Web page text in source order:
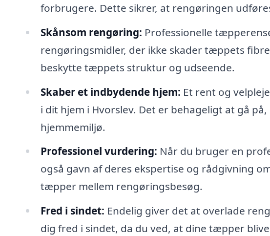
forbrugere. Dette sikrer, at rengøringen
Skånsom rengøring: Professionelle
rengøringsmidler, der ikke skader tæppets
beskytte tæppets struktur og udseende.
Skaber et indbydende hjem: Et rent og
i dit hjem i Hvorslev. Det er behageligt at gå
hjemmemiljø.
Professionel vurdering: Når du bruger en
også gavn af deres ekspertise og rådgivning
tæpper mellem rengøringsbesøg.
Fred i sindet: Endelig giver det at overlade
dig fred i sindet, da du ved, at dine tæpper